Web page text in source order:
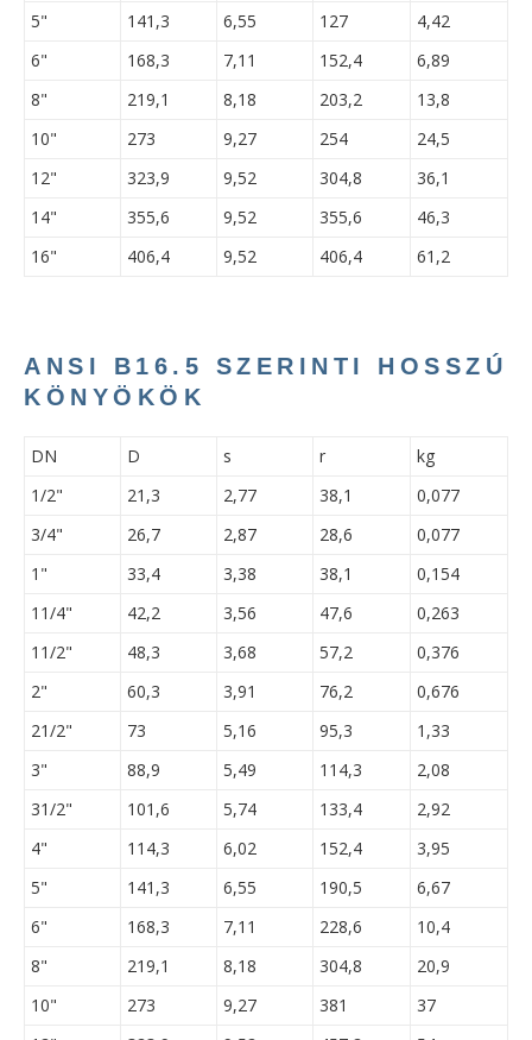
5"
141,3 6,55 127
4,42
6"
168,3 7,11 152,4
6,89
8"
219,1 8,18 203,2
13,8
10"
273 9,27 254
24,5
12"
323,9 9,52 304,8
36,1
14"
355,6 9,52 355,6
46,3
16"
406,4 9,52 406,4 61,2
ANSI B16.5 SZERINTI HOSSZÚ
KÖNYÖKÖK
DN D s r
kg
1/2"
21,3 2,77 38,1
0,077
3/4"
26,7 2,87 28,6
0,077
1"
33,4 3,38 38,1
0,154
11/4"
42,2 3,56 47,6
0,263
11/2"
48,3 3,68 57,2
0,376
2"
60,3 3,91 76,2
0,676
21/2"
73 5,16 95,3
1,33
3"
88,9 5,49 114,3
2,08
31/2"
101,6 5,74 133,4
2,92
4"
114,3 6,02 152,4
3,95
5"
141,3 6,55 190,5
6,67
6"
168,3 7,11 228,6
10,4
8"
219,1 8,18 304,8
20,9
10"
273 9,27 381
37